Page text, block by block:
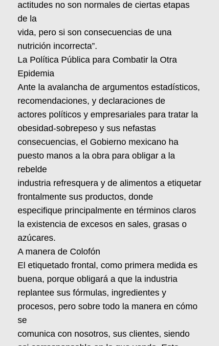
actitudes no son normales de ciertas etapas
de la
vida, pero si son consecuencias de una
nutrición incorrecta”.
La Política Pública para Combatir la Otra
Epidemia
Ante la avalancha de argumentos estadísticos,
recomendaciones, y declaraciones de
actores políticos y empresariales para tratar la
obesidad-sobrepeso y sus nefastas
consecuencias, el Gobierno mexicano ha
puesto manos a la obra para obligar a la
rebelde
industria refresquera y de alimentos a etiquetar
frontalmente sus productos, donde
especifique principalmente en términos claros
la existencia de excesos en sales, grasas o
azúcares.
A manera de Colofón
El etiquetado frontal, como primera medida es
buena, porque obligará a que la industria
replantee sus fórmulas, ingredientes y
procesos, pero sobre todo la manera en cómo
se
comunica con nosotros, sus clientes, siendo